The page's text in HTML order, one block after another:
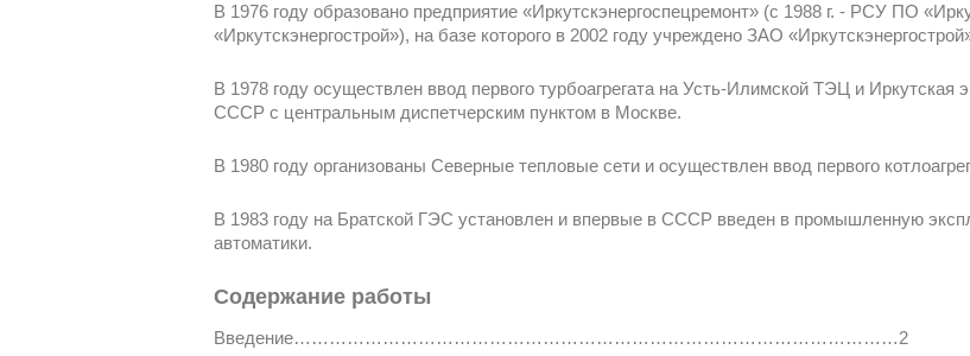
В 1976 году образовано предприятие «Иркутскэнергоспецремонт» (с 1988 г. - РСУ ПО
«Иркутскэнергострой»), на базе которого в 2002 году учреждено ЗАО
В 1978 году осуществлен ввод первого турбоагрегата на Усть-Илимской ТЭЦ и Иркутская
СССР с центральным диспетчерским пунктом в Москве.
В 1980 году организованы Северные тепловые сети и осуществлен ввод первого
В 1983 году на Братской ГЭС установлен и впервые в СССР введен в промышленную
автоматики.
Содержание работы
Введение…………………………………………………………………………………………2